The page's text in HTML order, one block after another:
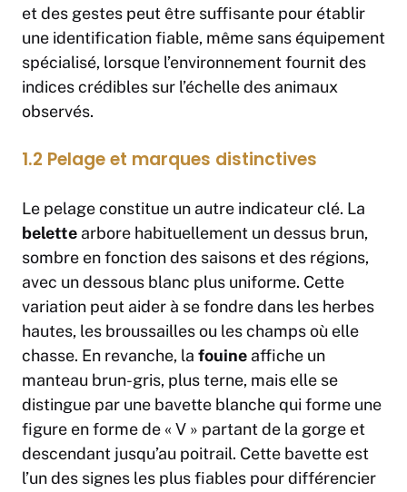
et des gestes peut être suffisante pour établir
une identification fiable, même sans équipement
spécialisé, lorsque l’environnement fournit des
indices crédibles sur l’échelle des animaux
observés.
1.2 Pelage et marques distinctives
Le pelage constitue un autre indicateur clé. La
belette arbore habituellement un dessus brun,
sombre en fonction des saisons et des régions,
avec un dessous blanc plus uniforme. Cette
variation peut aider à se fondre dans les herbes
hautes, les broussailles ou les champs où elle
chasse. En revanche, la fouine affiche un
manteau brun-gris, plus terne, mais elle se
distingue par une bavette blanche qui forme une
figure en forme de « V » partant de la gorge et
descendant jusqu’au poitrail. Cette bavette est
l’un des signes les plus fiables pour différencier